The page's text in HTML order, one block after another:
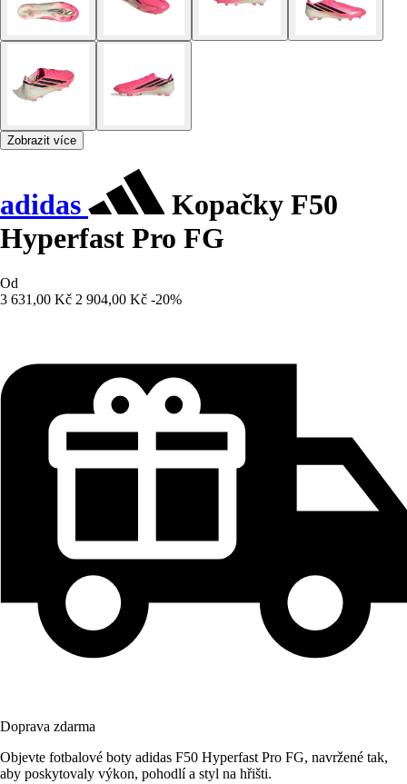
Zobrazit více
adidas
Kopačky F50
Hyperfast Pro FG
Od
3 631,00 Kč 2 904,00 Kč -20%
Doprava zdarma
Objevte fotbalové boty adidas F50 Hyperfast Pro FG, navržené tak,
aby poskytovaly výkon, pohodlí a styl na hřišti.